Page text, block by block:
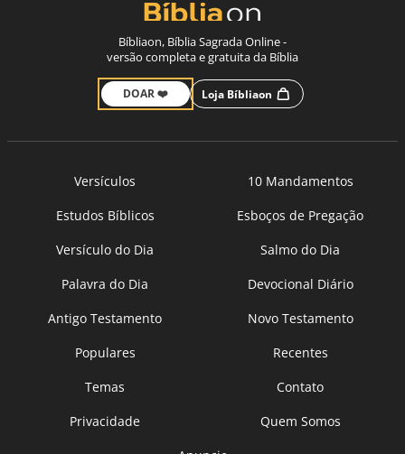
Bíbliaon, Bíblia Sagrada Online -
versão completa e gratuita da Bíblia
DOAR ❤️ Loja Bíbliaon
Versículos
10 Mandamentos
Estudos Bíblicos
Esboços de Pregação
Versículo do Dia
Salmo do Dia
Palavra do Dia
Devocional Diário
Antigo Testamento
Novo Testamento
Populares
Recentes
Temas
Contato
Privacidade
Quem Somos